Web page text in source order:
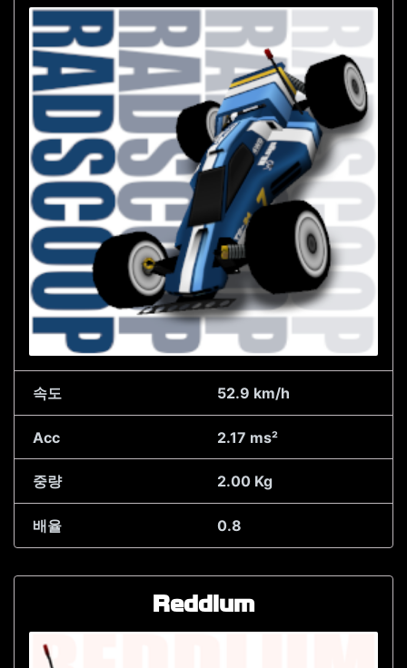
속도 52.9 km/h
Acc 2.17 ms²
중량 2.00 Kg
배율 0.8
Reddlum